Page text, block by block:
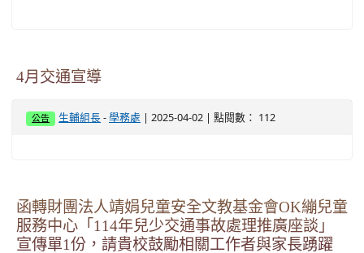
4月交通宣導
公告 生輔組長 -學務處 | 2025-04-02 | 點閱數： 112
函轉財團法人靖娟兒童安全文教基金會OK繃兒童
服務中心「114年兒少交通事故處理推廣座談」
宣傳單1份，請貴校鼓勵相關工作者與家長踴躍